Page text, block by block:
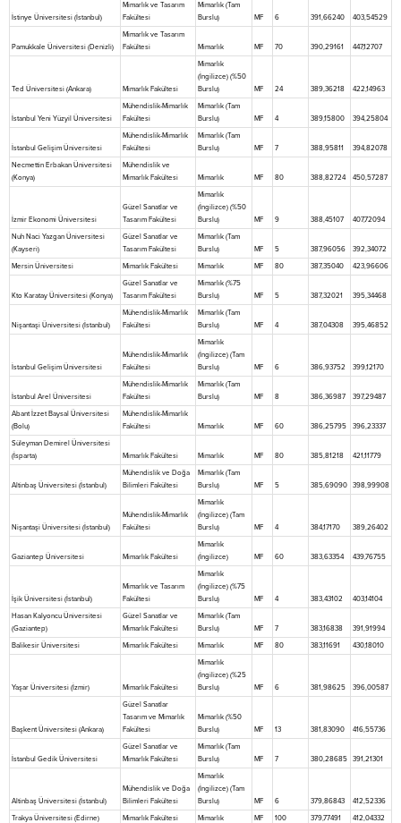
İstinye Üniversitesi (İstanbul)
Mimarlık ve Tasarım
Fakültesi
Mimarlık (Tam
Burslu)
MF 6 391,66240 403,54529
Pamukkale Üniversitesi (Denizli)
Mimarlık ve Tasarım
Fakültesi
Mimarlık MF 70 390,29161 447,12707
Ted Üniversitesi (Ankara) Mimarlık Fakültesi
Mimarlık
(İngilizce) (%50
Burslu)
MF 24 389,36218 422,14963
İstanbul Yeni Yüzyil Üniversitesi
Mühendislik-Mimarlık
Fakültesi
Mimarlık (Tam
Burslu)
MF 4 389,15800 394,25804
İstanbul Gelişim Üniversitesi
Mühendislik-Mimarlık
Fakültesi
Mimarlık (Tam
Burslu)
MF 7 388,95811 394,82078
Necmettin Erbakan Üniversitesi
(Konya)
Mühendislik ve
Mimarlık Fakültesi
Mimarlık MF 80 388,82724 450,57287
İzmir Ekonomi Üniversitesi
Güzel Sanatlar ve
Tasarım Fakültesi
Mimarlık
(İngilizce) (%50
Burslu)
MF 9 388,45107 407,72094
Nuh Naci Yazgan Üniversitesi
(Kayseri)
Güzel Sanatlar ve
Tasarım Fakültesi
Mimarlık (Tam
Burslu)
MF 5 387,96056 392,34072
Mersin Üniversitesi Mimarlık Fakültesi Mimarlık MF 80 387,35040 423,96606
Kto Karatay Üniversitesi (Konya)
Güzel Sanatlar ve
Tasarım Fakültesi
Mimarlık (%75
Burslu)
MF 5 387,32021 395,34468
Nişantaşi Üniversitesi (İstanbul)
Mühendislik-Mimarlık
Fakültesi
Mimarlık (Tam
Burslu)
MF 4 387,04308 395,46852
İstanbul Gelişim Üniversitesi
Mühendislik-Mimarlık
Fakültesi
Mimarlık
(İngilizce) (Tam
Burslu)
MF 6 386,93752 399,12170
İstanbul Arel Üniversitesi
Mühendislik-Mimarlık
Fakültesi
Mimarlık (Tam
Burslu)
MF 8 386,36987 397,29487
Abant İzzet Baysal Üniversitesi
(Bolu)
Mühendislik-Mimarlık
Fakültesi
Mimarlık MF 60 386,25795 396,23337
Süleyman Demirel Üniversitesi
(İsparta)
Mimarlık Fakültesi Mimarlık MF 80 385,81218 421,11779
Altinbaş Üniversitesi (İstanbul)
Mühendislik ve Doğa
Bilimleri Fakültesi
Mimarlık (Tam
Burslu)
MF 5 385,69090 398,99908
Nişantaşi Üniversitesi (İstanbul)
Mühendislik-Mimarlık
Fakültesi
Mimarlık
(İngilizce) (Tam
Burslu)
MF 4 384,17170 389,26402
Gaziantep Üniversitesi Mimarlık Fakültesi
Mimarlık
(İngilizce)
MF 60 383,63354 439,76755
İşik Üniversitesi (İstanbul)
Mimarlık ve Tasarım
Fakültesi
Mimarlık
(İngilizce) (%75
Burslu)
MF 4 383,43102 403,14104
Hasan Kalyoncu Üniversitesi
(Gaziantep)
Güzel Sanatlar ve
Mimarlık Fakültesi
Mimarlık (Tam
Burslu)
MF 7 383,16838 391,91994
Balikesir Üniversitesi Mimarlık Fakültesi Mimarlık MF 80 383,11691 430,18010
Yaşar Üniversitesi (İzmir) Mimarlık Fakültesi
Mimarlık
(İngilizce) (%25
Burslu)
MF 6 381,98625 396,00587
Başkent Üniversitesi (Ankara)
Güzel Sanatlar
Tasarım ve Mimarlık
Fakültesi
Mimarlık (%50
Burslu)
MF 13 381,83090 416,55736
İstanbul Gedik Üniversitesi
Güzel Sanatlar ve
Mimarlık Fakültesi
Mimarlık (Tam
Burslu)
MF 7 380,28685 391,21301
Altinbaş Üniversitesi (İstanbul)
Mühendislik ve Doğa
Bilimleri Fakültesi
Mimarlık
(İngilizce) (Tam
Burslu)
MF 6 379,86843 412,52336
Trakya Üniversitesi (Edirne) Mimarlık Fakültesi Mimarlık MF 100 379,77491 412,04332